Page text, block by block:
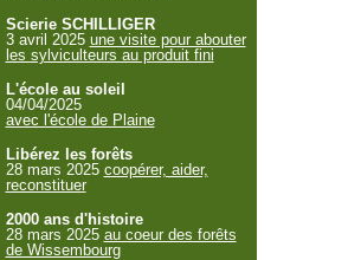
Scierie SCHILLIGER
3 avril 2025 une visite pour abouter
les sylviculteurs au produit fini
L'école au soleil
04/04/2025
avec l'école de Plaine
Libérez les forêts
28 mars 2025 coopérer, aider,
reconstituer
2000 ans d'histoire
28 mars 2025 au coeur des forêts
de Wissembourg